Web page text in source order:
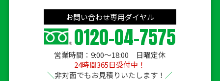
お問い合わせ専用ダイヤル
0120-04-7575
営業時間：9:00〜18:00 日曜定休
24時間365日受付中！
非対面でもお見積りいたします！